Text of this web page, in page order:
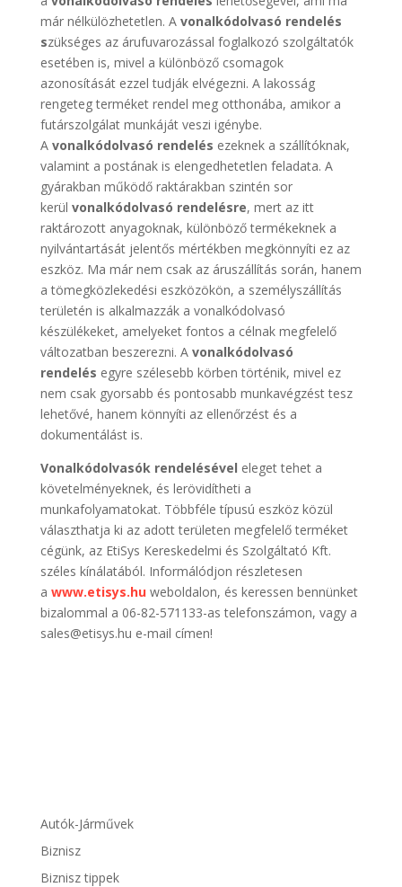
már nélkülözhetetlen. A vonalkódolvasó rendelés
szükséges az árufuvarozással foglalkozó szolgáltatók
esetében is, mivel a különböző csomagok
azonosítását ezzel tudják elvégezni. A lakosság
rengeteg terméket rendel meg otthonába, amikor a
futárszolgálat munkáját veszi igénybe.
A vonalkódolvasó rendelés ezeknek a szállítóknak,
valamint a postának is elengedhetetlen feladata. A
gyárakban működő raktárakban szintén sor
kerül vonalkódolvasó rendelésre, mert az itt
raktározott anyagoknak, különböző termékeknek a
nyilvántartását jelentős mértékben megkönnyíti ez az
eszköz. Ma már nem csak az áruszállítás során, hanem
a tömegközlekedési eszközökön, a személyszállítás
területén is alkalmazzák a vonalkódolvasó
készülékeket, amelyeket fontos a célnak megfelelő
változatban beszerezni. A vonalkódolvasó
rendelés egyre szélesebb körben történik, mivel ez
nem csak gyorsabb és pontosabb munkavégzést tesz
lehetővé, hanem könnyíti az ellenőrzést és a
dokumentálást is.
Vonalkódolvasók rendelésével eleget tehet a
követelményeknek, és lerövidítheti a
munkafolyamatokat. Többféle típusú eszköz közül
választhatja ki az adott területen megfelelő terméket
cégünk, az EtiSys Kereskedelmi és Szolgáltató Kft.
széles kínálatából. Informálódjon részletesen
a www.etisys.hu weboldalon, és keressen bennünket
bizalommal a 06-82-571133-as telefonszámon, vagy a
sales@etisys.hu e-mail címen!
Autók-Járművek
Biznisz
Biznisz tippek